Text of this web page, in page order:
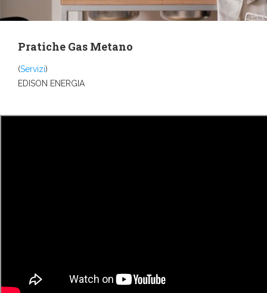
Pratiche Gas Metano
(Servizi)
EDISON ENERGIA